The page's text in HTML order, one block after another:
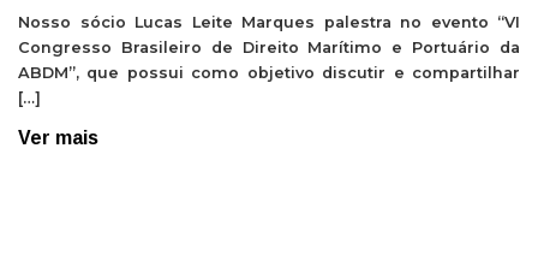
Nosso sócio Lucas Leite Marques palestra no evento “VI
Congresso Brasileiro de Direito Marítimo e Portuário da
ABDM”, que possui como objetivo discutir e compartilhar
[…]
Ver mais